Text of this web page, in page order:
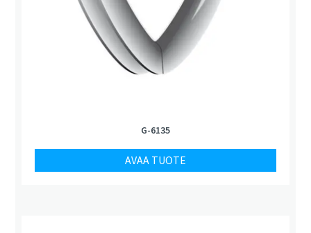
G-6135
AVAA TUOTE